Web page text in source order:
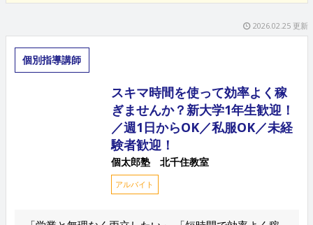
2026.02.25 更新
個別指導講師
スキマ時間を使って効率よく稼
ぎませんか？新大学1年生歓迎！
／週1日からOK／私服OK／未経
験者歓迎！
個太郎塾 北千住教室
アルバイト